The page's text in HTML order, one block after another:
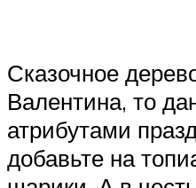
Сказочное
Валентина, то
атрибутами
добавьте на